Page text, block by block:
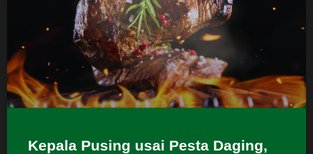
Kepala Pusing usai Pesta Daging,